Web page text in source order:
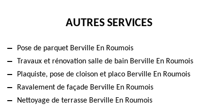
AUTRES SERVICES
Pose de parquet Berville En Roumois
Travaux et rénovation salle de bain Berville En Roumois
Plaquiste, pose de cloison et placo Berville En Roumois
Ravalement de façade Berville En Roumois
Nettoyage de terrasse Berville En Roumois